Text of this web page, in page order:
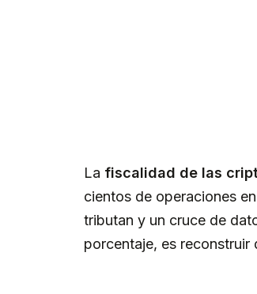
La fiscalidad de las
cientos de operaciones
tributan y un cruce de
porcentaje, es reconstruir